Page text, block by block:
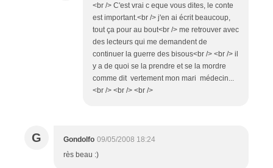
<br /> C'est vrai c eque vous dites, le conte
est important.<br /> j'en ai écrit beaucoup,
tout ça pour au bout<br /> me retrouver avec
des lecteurs qui me demandent de
continuer la guerre des bisous<br /> <br /> il
y a de quoi se la prendre et se la mordre
comme dit vertement mon mari médecin...
<br /> <br /> <br />
G Gondolfo 09/05/2008 18:24
rès beau :)